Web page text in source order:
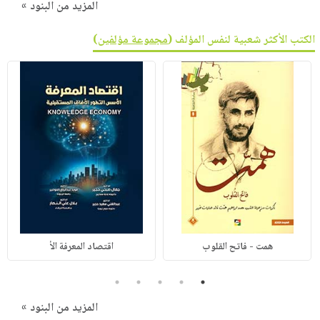
المزيد من البنود »
الكتب الأكثر شعبية لنفس المؤلف (مجموعة مؤلفين)
همت - فاتح القلوب اقتصاد المعرفة الأ
1
2
3
4
5
المزيد من البنود »